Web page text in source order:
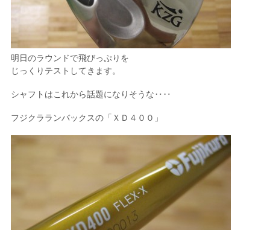
明日のラウンドで飛びっぷりを
じっくりテストしてきます。
シャフトはこれから話題になりそうな‥‥
フジクラランバックスの「ＸＤ４００」